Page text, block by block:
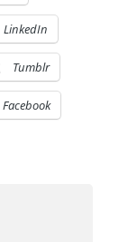
LinkedIn
Tumblr
Facebook